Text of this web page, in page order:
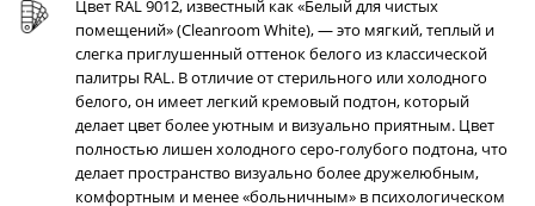
Цвет RAL 9012, известный как «Белый для чистых
помещений» (Cleanroom White), — это мягкий, теплый и
слегка приглушенный оттенок белого из классической
палитры RAL. В отличие от стерильного или холодного
белого, он имеет легкий кремовый подтон, который
делает цвет более уютным и визуально приятным. Цвет
полностью лишен холодного серо-голубого подтона, что
делает пространство визуально более дружелюбным,
комфортным и менее «больничным» в психологическом